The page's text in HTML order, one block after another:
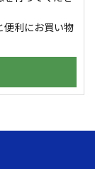
便利にお買い物